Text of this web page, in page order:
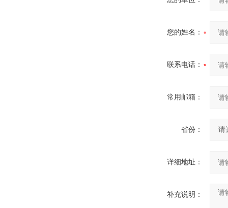
您的姓名：
联系电话：
常用邮箱：
省份：
详细地址：
补充说明：